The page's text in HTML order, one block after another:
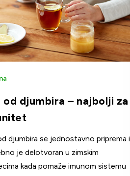
od djumbira – najbolji za
djumbira se jednostavno priprema i
je delotvoran u zimskim
kada pomaže imunom sistemu